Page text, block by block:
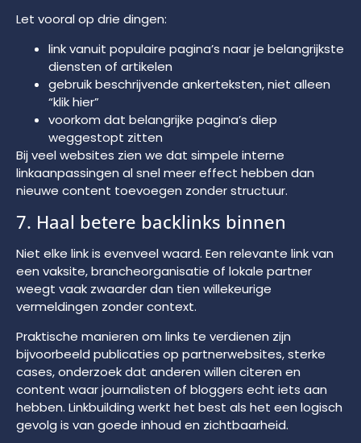
Let vooral op drie dingen:
link vanuit populaire pagina’s naar je belangrijkste
diensten of artikelen
gebruik beschrijvende ankerteksten, niet alleen
“klik hier”
voorkom dat belangrijke pagina’s diep
weggestopt zitten
Bij veel websites zien we dat simpele interne
linkaanpassingen al snel meer effect hebben dan
nieuwe content toevoegen zonder structuur.
7. Haal betere backlinks binnen
Niet elke link is evenveel waard. Een relevante link van
een vaksite, brancheorganisatie of lokale partner
weegt vaak zwaarder dan tien willekeurige
vermeldingen zonder context.
Praktische manieren om links te verdienen zijn
bijvoorbeeld publicaties op partnerwebsites, sterke
cases, onderzoek dat anderen willen citeren en
content waar journalisten of bloggers echt iets aan
hebben. Linkbuilding werkt het best als het een logisch
gevolg is van goede inhoud en zichtbaarheid.